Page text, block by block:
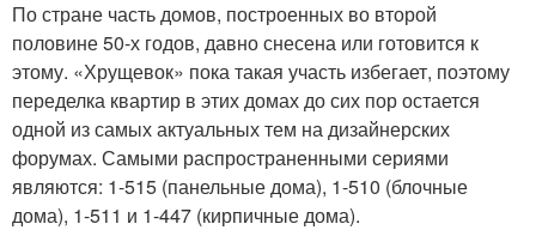
По стране часть домов, построенных во второй
половине 50-х годов, давно снесена или готовится к
этому. «Хрущевок» пока такая участь избегает, поэтому
переделка квартир в этих домах до сих пор остается
одной из самых актуальных тем на дизайнерских
форумах. Самыми распространенными сериями
являются: 1-515 (панельные дома), 1-510 (блочные
дома), 1-511 и 1-447 (кирпичные дома).